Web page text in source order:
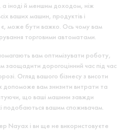
іноді й меншим доходом, ніж
ваших машин, продуктів і
є, може бути важко. Ось чому вам
торговими автоматами.
вам оптимізувати роботу,
заощадити дорогоцінний час під час
Огляд вашого бізнесу з висоти
допоможе вам знизити витрати та
що ваші машини завжди
подобаються вашим споживачам.
Nayax і ви ще не використовуєте